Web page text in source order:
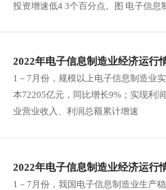
投资增速低4 3个百分点。图 电子信
2022年电子信息制造业经济运行
1－7月份，规模以上电子信息制造业
本72205亿元，同比增长9%；实现利
业营业收入、利润总额累计增速
2022年电子信息制造业经济运行
1－7月份，我国电子信息制造业生产